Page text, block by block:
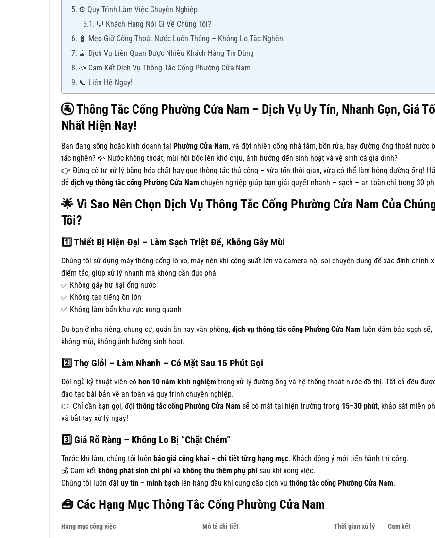
⚙️ Quy Trình Làm Việc Chuyên Nghiệp
💬 Khách Hàng Nói Gì Về Chúng Tôi?
🧴 Mẹo Giữ Cống Thoát Nước Luôn Thông – Không Lo Tắc Nghẽn
🧹 Dịch Vụ Liên Quan Được Nhiều Khách Hàng Tin Dùng
📣 Cam Kết Dịch Vụ Thông Tắc Cống Phường Cửa Nam
📞 Liên Hệ Ngay!
🚰Thông Tắc Cống Phường Cửa Nam – Dịch Vụ Uy Tín, Nhanh Gọn, Giá
Nhất Hiện Nay!
Bạn đang sống hoặc kinh doanh tại Phường Cửa Nam, và đột nhiên cống nhà tắm, bồn rửa, hay đường ống thoát nước
tắc nghẽn? 💦 Nước không thoát, mùi hôi bốc lên khó chịu, ảnh hưởng đến sinh hoạt và vệ sinh cả gia đình?
👉 Đừng cố tự xử lý bằng hóa chất hay que thông tắc thủ công – vừa tốn thời gian, vừa có thể làm hỏng đường ống!
để dịch vụ thông tắc cống Phường Cửa Nam chuyên nghiệp giúp bạn giải quyết nhanh – sạch – an toàn chỉ trong 30
🌟 Vì Sao Nên Chọn Dịch Vụ Thông Tắc Cống Phường Cửa Nam Của
Tôi?
1️ Thiết Bị Hiện Đại – Làm Sạch Triệt Để, Không Gây Mùi
Chúng tôi sử dụng máy thông cống lò xo, máy nén khí công suất lớn và camera nội soi chuyên dụng để xác định chính
điểm tắc, giúp xử lý nhanh mà không cần đục phá.
✅ Không gây hư hại ống nước
✅ Không tạo tiếng ồn lớn
✅ Không làm bẩn khu vực xung quanh
Dù bạn ở nhà riêng, chung cư, quán ăn hay văn phòng, dịch vụ thông tắc cống Phường Cửa Nam luôn đảm bảo sạch sẽ,
không mùi, không ảnh hưởng sinh hoạt.
2️ Thợ Giỏi – Làm Nhanh – Có Mặt Sau 15 Phút Gọi
Đội ngũ kỹ thuật viên có hơn 10 năm kinh nghiệm trong xử lý đường ống và hệ thống thoát nước đô thị. Tất cả đều
đào tạo bài bản về an toàn và quy trình chuyên nghiệp.
👉 Chỉ cần bạn gọi, đội thông tắc cống Phường Cửa Nam sẽ có mặt tại hiện trường trong 15–30 phút, khảo sát miễn
và bắt tay xử lý ngay!
3️ Giá Rõ Ràng – Không Lo Bị “Chặt Chém”
Trước khi làm, chúng tôi luôn báo giá công khai – chi tiết từng hạng mục. Khách đồng ý mới tiến hành thi công.
💰 Cam kết không phát sinh chi phívà không thu thêm phụ phísau khi xong việc.
Chúng tôi luôn đặt uy tín – minh bạch lên hàng đầu khi cung cấp dịch vụ thông tắc cống Phường Cửa Nam.
🧰 Các Hạng Mục Thông Tắc Cống Phường Cửa Nam
Hạng mục công việc Mô tả chi tiết Thời gian xử lý
Cam kết